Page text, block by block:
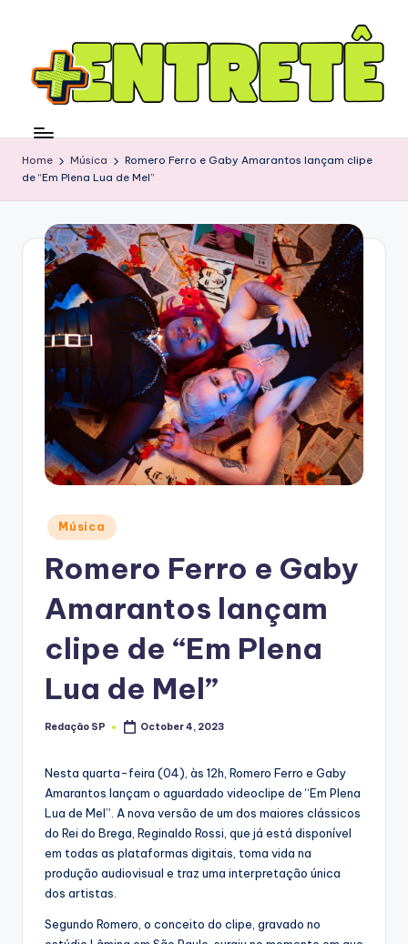
Home Música
Romero Ferro e Gaby Amarantos lançam clipe
de “Em Plena Lua de Mel”
Posted
in
Música
Romero Ferro e Gaby
Amarantos lançam
clipe de “Em Plena
Lua de Mel”
Posted
Redação SP October 4, 2023
Nesta quarta-feira (04), às 12h, Romero Ferro e Gaby
Amarantos lançam o aguardado videoclipe de “Em Plena
Lua de Mel”. A nova versão de um dos maiores clássicos
do Rei do Brega, Reginaldo Rossi, que já está disponível
em todas as plataformas digitais, toma vida na
produção audiovisual e traz uma interpretação única
dos artistas.
Segundo Romero, o conceito do clipe, gravado no